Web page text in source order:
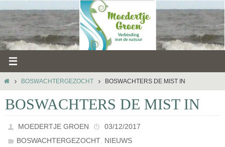
naar
inhoud
HOMEBOSWACHTERGEZOCHT BOSWACHTERS DE MIST IN
BOSWACHTERS DE MIST IN
MOEDERTJE GROEN
03/12/2017
BOSWACHTERGEZOCHT, NIEUWS